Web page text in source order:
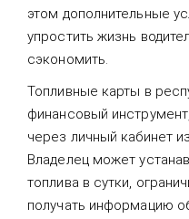
этом дополнительные
упростить жизнь
сэкономить.
Топливные карты в
финансовый
через личный кабинет
Владелец может
топлива в сутки,
получать информацию